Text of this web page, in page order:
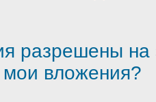
разрешены
вложения?